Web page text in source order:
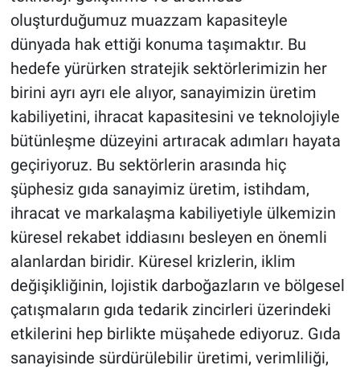
oluşturduğumuz muazzam kapasiteyle
dünyada hak ettiği konuma taşımaktır. Bu
hedefe yürürken stratejik sektörlerimizin her
birini ayrı ayrı ele alıyor, sanayimizin üretim
kabiliyetini, ihracat kapasitesini ve teknolojiyle
bütünleşme düzeyini artıracak adımları hayata
geçiriyoruz. Bu sektörlerin arasında hiç
şüphesiz gıda sanayimiz üretim, istihdam,
ihracat ve markalaşma kabiliyetiyle ülkemizin
küresel rekabet iddiasını besleyen en önemli
alanlardan biridir. Küresel krizlerin, iklim
değişikliğinin, lojistik darboğazların ve bölgesel
çatışmaların gıda tedarik zincirleri üzerindeki
etkilerini hep birlikte müşahede ediyoruz. Gıda
sanayisinde sürdürülebilir üretimi, verimliliği,